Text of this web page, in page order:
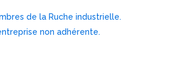
de la Ruche industrielle.
non adhérente.